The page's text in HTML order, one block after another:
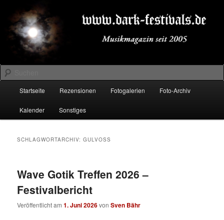
primären
Inhalt
springen
sekundären
Inhalt
springenDARK-FESTIVALS.DE
Suchen
Startseite Rezensionen Fotogalerien Foto-Archiv
Kalender Sonstiges
SCHLAGWORTARCHIV:GULVOSS
Wave Gotik Treffen 2026 –
Festivalbericht
Veröffentlicht am1. Juni 2026vonSven Bähr